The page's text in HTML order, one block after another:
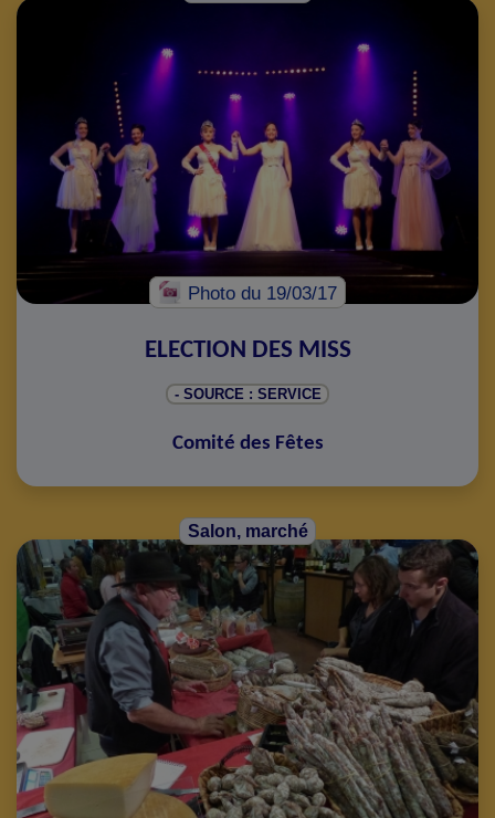
Photo du 19/03/17
ELECTION DES MISS
- SOURCE : SERVICE
Comité des Fêtes
Salon, marché